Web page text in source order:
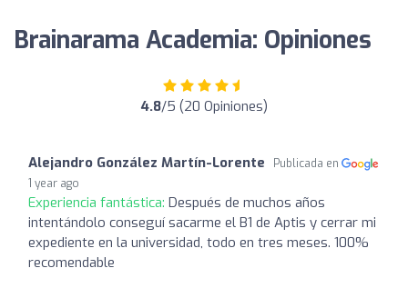
Brainarama Academia: Opiniones
4.8/5 (20 Opiniones)
Alejandro González Martín-Lorente
Publicada en
1 year ago
Experiencia fantástica: Después de muchos años
intentándolo conseguí sacarme el B1 de Aptis y cerrar mi
expediente en la universidad, todo en tres meses. 100%
recomendable